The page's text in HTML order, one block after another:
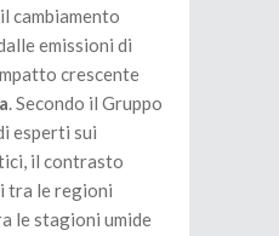
cambiamento
emissioni di
crescente
. Secondo il Gruppo
esperti sui
il contrasto
tra le regioni
le stagioni umide